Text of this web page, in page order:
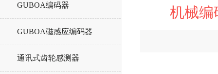
GUBOA编码器
GUBOA磁感应编码器
通讯式齿轮感测器
机械编